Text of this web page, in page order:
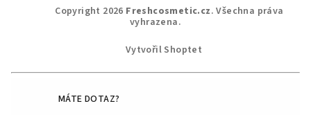
Copyright 2026 Freshcosmetic.cz. Všechna práva
vyhrazena.
Vytvořil Shoptet
MÁTE DOTAZ?